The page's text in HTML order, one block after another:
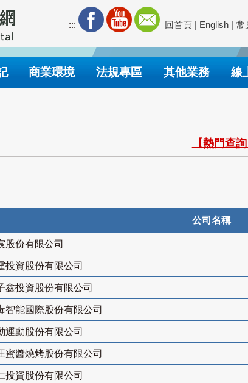
::: 回首頁 | English | 常
商業環境 法規專區 其他業務 線
【熱門查
公司名稱
股份有限公司
投資股份有限公司
鑫投資股份有限公司
智能國際股份有限公司
運動股份有限公司
蜜醬燒烤股份有限公司
投資股份有限公司